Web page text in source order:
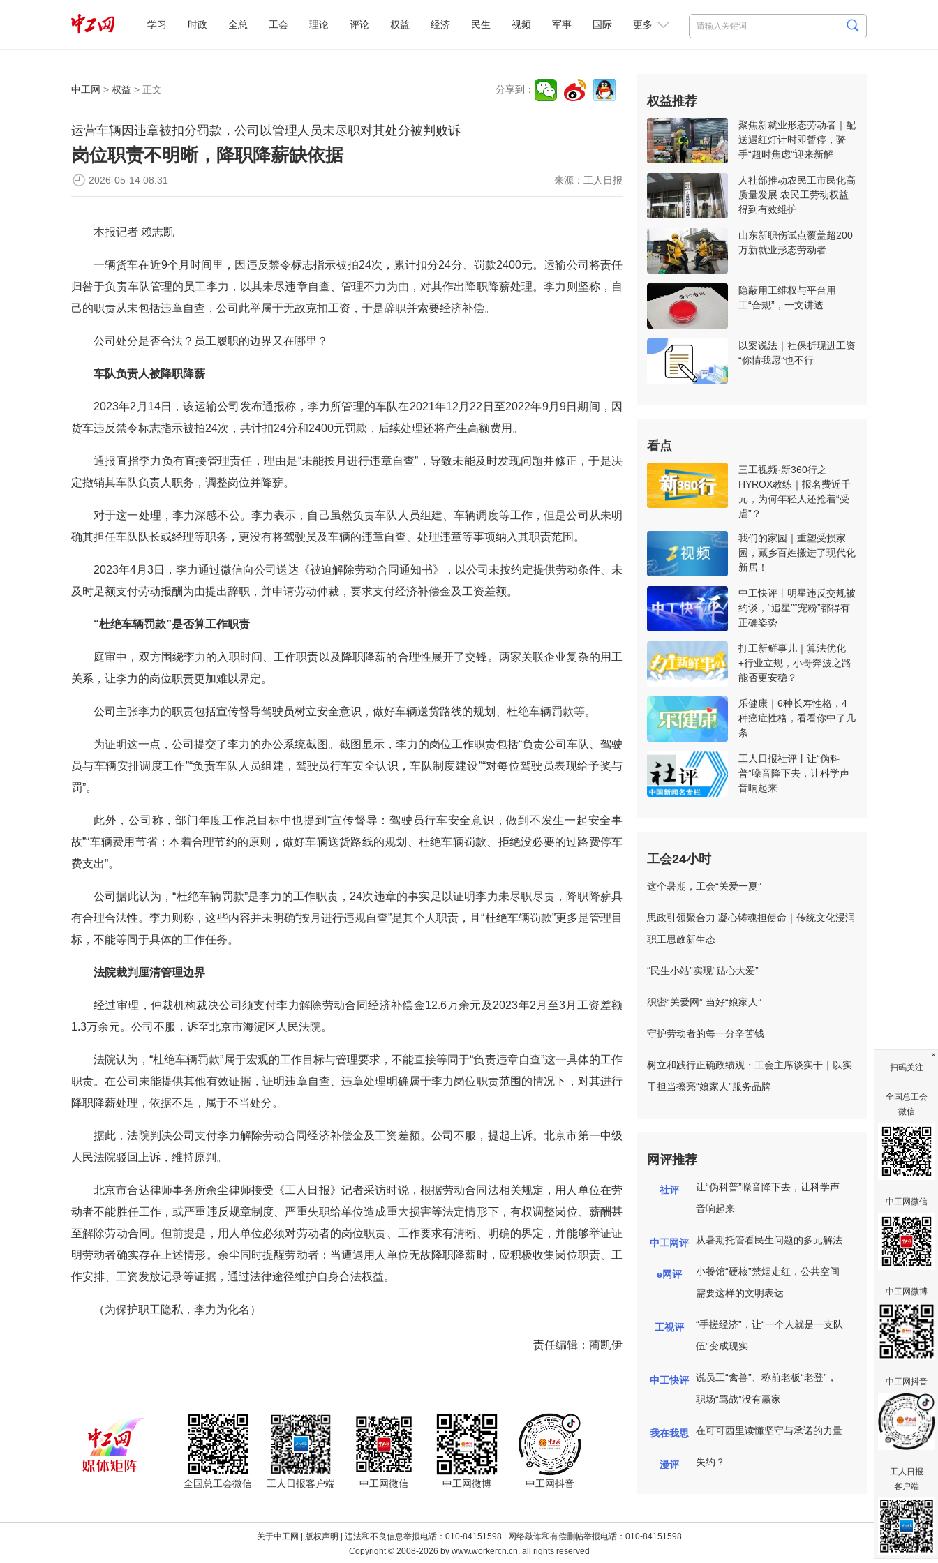
学习 时政 全总 工会 理论 评论 权益 经济 民生 视频 军事 国际 更多
中工网 > 权益 > 正文 分享到：
运营车辆因违章被扣分罚款，公司以管理人员未尽职对其处分被判败诉
岗位职责不明晰，降职降薪缺依据
来源： 工人日报
2026-05-14 08:31
本报记者 赖志凯
一辆货车在近9个月时间里，因违反禁令标志指示被拍24次，累计扣分24分、罚款2400元。运输公司将责任
归咎于负责车队管理的员工李力，以其未尽违章自查、管理不力为由，对其作出降职降薪处理。李力则坚称，自
己的职责从未包括违章自查，公司此举属于无故克扣工资，于是辞职并索要经济补偿。
公司处分是否合法？员工履职的边界又在哪里？
车队负责人被降职降薪
2023年2月14日，该运输公司发布通报称，李力所管理的车队在2021年12月22日至2022年9月9日期间，因
货车违反禁令标志指示被拍24次，共计扣24分和2400元罚款，后续处理还将产生高额费用。
通报直指李力负有直接管理责任，理由是“未能按月进行违章自查”，导致未能及时发现问题并修正，于是决
定撤销其车队负责人职务，调整岗位并降薪。
对于这一处理，李力深感不公。李力表示，自己虽然负责车队人员组建、车辆调度等工作，但是公司从未明
确其担任车队队长或经理等职务，更没有将驾驶员及车辆的违章自查、处理违章等事项纳入其职责范围。
2023年4月3日，李力通过微信向公司送达《被迫解除劳动合同通知书》，以公司未按约定提供劳动条件、未
及时足额支付劳动报酬为由提出辞职，并申请劳动仲裁，要求支付经济补偿金及工资差额。
“杜绝车辆罚款”是否算工作职责
庭审中，双方围绕李力的入职时间、工作职责以及降职降薪的合理性展开了交锋。两家关联企业复杂的用工
关系，让李力的岗位职责更加难以界定。
公司主张李力的职责包括宣传督导驾驶员树立安全意识，做好车辆送货路线的规划、杜绝车辆罚款等。
为证明这一点，公司提交了李力的办公系统截图。截图显示，李力的岗位工作职责包括“负责公司车队、驾驶
员与车辆安排调度工作”“负责车队人员组建，驾驶员行车安全认识，车队制度建设”“对每位驾驶员表现给予奖与
罚”。
此外，公司称，部门年度工作总目标中也提到“宣传督导：驾驶员行车安全意识，做到不发生一起安全事
故”“车辆费用节省：本着合理节约的原则，做好车辆送货路线的规划、杜绝车辆罚款、拒绝没必要的过路费停车
费支出”。
公司据此认为，“杜绝车辆罚款”是李力的工作职责，24次违章的事实足以证明李力未尽职尽责，降职降薪具
有合理合法性。李力则称，这些内容并未明确“按月进行违规自查”是其个人职责，且“杜绝车辆罚款”更多是管理目
标，不能等同于具体的工作任务。
法院裁判厘清管理边界
经过审理，仲裁机构裁决公司须支付李力解除劳动合同经济补偿金12.6万余元及2023年2月至3月工资差额
1.3万余元。公司不服，诉至北京市海淀区人民法院。
法院认为，“杜绝车辆罚款”属于宏观的工作目标与管理要求，不能直接等同于“负责违章自查”这一具体的工作
职责。在公司未能提供其他有效证据，证明违章自查、违章处理明确属于李力岗位职责范围的情况下，对其进行
降职降薪处理，依据不足，属于不当处分。
据此，法院判决公司支付李力解除劳动合同经济补偿金及工资差额。公司不服，提起上诉。北京市第一中级
人民法院驳回上诉，维持原判。
北京市合达律师事务所余尘律师接受《工人日报》记者采访时说，根据劳动合同法相关规定，用人单位在劳
动者不能胜任工作，或严重违反规章制度、严重失职给单位造成重大损害等法定情形下，有权调整岗位、薪酬甚
至解除劳动合同。但前提是，用人单位必须对劳动者的岗位职责、工作要求有清晰、明确的界定，并能够举证证
明劳动者确实存在上述情形。余尘同时提醒劳动者：当遭遇用人单位无故降职降薪时，应积极收集岗位职责、工
作安排、工资发放记录等证据，通过法律途径维护自身合法权益。
（为保护职工隐私，李力为化名）
责任编辑： 蔺凯伊
全国总工会微信 工人日报客户端 中工网微信 中工网微博 中工网抖音
权益推荐
聚焦新就业形态劳动者｜配
送遇红灯计时即暂停，骑
手“超时焦虑”迎来新解
人社部推动农民工市民化高
质量发展 农民工劳动权益
得到有效维护
山东新职伤试点覆盖超200
万新就业形态劳动者
隐蔽用工维权与平台用
工“合规”，一文讲透
以案说法｜社保折现进工资
“你情我愿”也不行
看点
三工视频·新360行之
HYROX教练｜报名费近千
元，为何年轻人还抢着“受
虐”？
我们的家园｜重塑受损家
园，藏乡百姓搬进了现代化
新居！
中工快评丨明星违反交规被
约谈，“追星”“宠粉”都得有
正确姿势
打工新鲜事儿｜算法优化
+行业立规，小哥奔波之路
能否更安稳？
乐健康｜6种长寿性格，4
种癌症性格，看看你中了几
条
工人日报社评丨让“伪科
普”噪音降下去，让科学声
音响起来
工会24小时
这个暑期，工会“关爱一夏”
思政引领聚合力 凝心铸魂担使命｜传统文化浸润
职工思政新生态
“民生小站”实现“贴心大爱”
织密“关爱网” 当好“娘家人”
守护劳动者的每一分辛苦钱
树立和践行正确政绩观・工会主席谈实干｜以实
干担当擦亮“娘家人”服务品牌
网评推荐
社评
让“伪科普”噪音降下去，让科学声
音响起来
中工网评 从暑期托管看民生问题的多元解法
e网评
小餐馆“硬核”禁烟走红，公共空间
需要这样的文明表达
工视评
“手搓经济”，让“一个人就是一支队
伍”变成现实
中工快评
说员工“禽兽”、称前老板“老登”，
职场“骂战”没有赢家
我在我思 在可可西里读懂坚守与承诺的力量
漫评 失约？
关于中工网 版权声明
| 违法和不良信息举报电话：010-84151598 | 网络敲诈和有偿删帖举报电话：010-84151598
Copyright © 2008-2026 by www.workercn.cn. all rights reserved
扫码关注
全国总工会
微信
中工网微信
中工网微博
中工网抖音
工人日报
客户端
×